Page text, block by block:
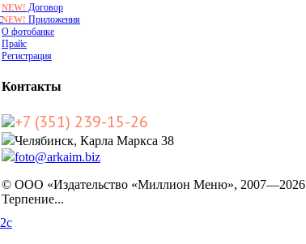
2с
NEW! Договор
NEW! Приложения
О фотобанке
Прайс
Регистрация
Контакты
+7 (351) 239-15-26
Челябинск, Карла Маркса 38
foto@arkaim.biz
© ООО «Издательство «Миллион Меню», 2007—2026
Терпение...